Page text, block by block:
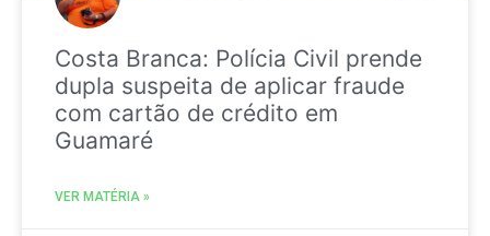
Costa Branca: Polícia Civil prende
dupla suspeita de aplicar fraude
com cartão de crédito em
Guamaré
VER MATÉRIA »